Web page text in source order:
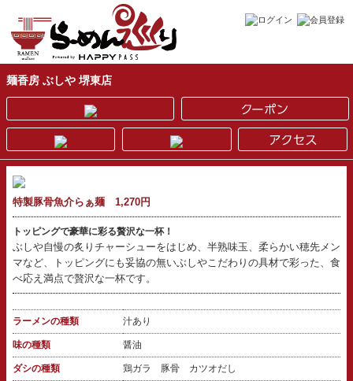
麺香房 ぶしや 堺東店
特製豚骨魚介らぁ麺 1,270円
トッピングで豪華に彩る贅沢な一杯！
ぶしや自慢の炙りチャーシューをはじめ、半熟味玉、柔らかい穂先メン
マなど、トッピングにも妥協の無いぶしやこだわりの具材で彩った、食
べ応え満点で贅沢な一杯です。
ラーメンの種類 汁あり
味の種類 醤油
ダシの種類 鶏ガラ 豚骨 カツオだし